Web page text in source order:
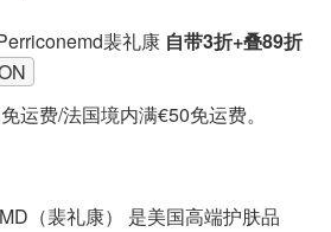
裴礼康 自带3折+叠89折
运费/法国境内满€50免运费。
（裴礼康） 是美国高端护肤品